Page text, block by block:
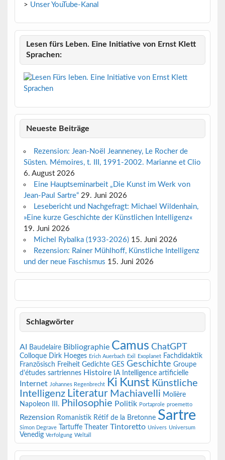
> Unser YouTube-Kanal
Lesen fürs Leben. Eine Initiative von Ernst Klett
Sprachen:
Neueste Beiträge
Rezension: Jean-Noël Jeanneney, Le Rocher de
Süsten. Mémoires, t. III, 1991-2002. Marianne et Clio
6. August 2026
Eine Hauptseminarbeit „Die Kunst im Werk von
Jean-Paul Sartre“ 29. Juni 2026
Lesebericht und Nachgefragt: Michael Wildenhain,
»Eine kurze Geschichte der Künstlichen Intelligenz«
19. Juni 2026
Michel Rybalka (1933-2026) 15. Juni 2026
Rezension: Rainer Mühlhoff, Künstliche Intelligenz
und der neue Faschismus 15. Juni 2026
Schlagwörter
AI Baudelaire Bibliographie Camus ChatGPT
Colloque Dirk Hoeges Erich Auerbach Exil Exoplanet Fachdidaktik
Französisch Freiheit Gedichte GES Geschichte Groupe
d'études sartriennes Histoire IA Intelligence artificielle
Internet Johannes Regenbrecht Ki Kunst Künstliche
Intelligenz Literatur Machiavelli Molière
Napoleon III. Philosophie Politik Portaprole proemetto
Rezension Romanistik Rétif de la Bretonne Sartre
Simon Degrave Tartuffe Theater Tintoretto Univers Universum
Venedig Verfolgung Weltall